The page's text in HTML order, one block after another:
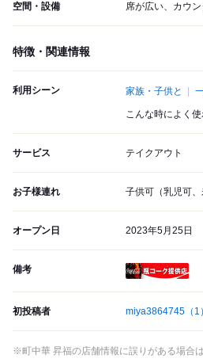
空間・設備 席が広い、カウ
特徴・関連情報
利用シーン 家族・子供と
こんな時によく使
サービス テイクアウト
お子様連れ 子供可（乳児可、
オープン日 2023年5月25日
備考
初投稿者 miya3864745 （1）
※町中華 昇福の店舗情報に誤りがある場合